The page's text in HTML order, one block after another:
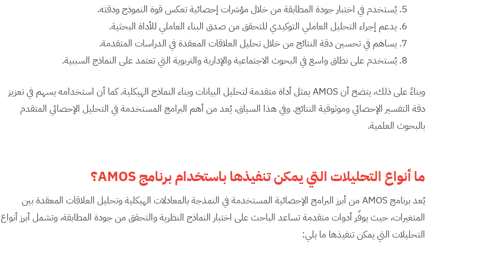
يُستخدم في اختبار جودة المطابقة من خلال مؤشرات إحصائية تعكس قوة النموذج ودقته.
يدعم إجراء التحليل العاملي التوكيدي للتحقق من صدق البناء العاملي للأداة البحثية.
يساهم في تحسين دقة النتائج من خلال تحليل العلاقات المعقدة في الدراسات المتقدمة.
يُستخدم على نطاق واسع في البحوث الاجتماعية والإدارية والتربوية التي تعتمد على النماذج السببية.
وبناءً على ذلك، يتضح أن AMOS يمثل أداة متقدمة لتحليل البيانات وبناء النماذج الهيكلية. كما أن استخدامه يسهم في تعزيز
دقة التفسير الإحصائي وموثوقية النتائج. وفي هذا السياق، يُعد من أهم البرامج المستخدمة في التحليل الإحصائي المتقدم
بالبحوث العلمية.
ما أنواع التحليلات التي يمكن تنفيذها باستخدام برنامج ؟
يُعد برنامج AMOS من أبرز البرامج الإحصائية المستخدمة في النمذجة بالمعادلات الهيكلية وتحليل العلاقات المعقدة بين
المتغيرات، حيث يوفّر أدوات متقدمة تساعد الباحث على اختبار النماذج النظرية والتحقق من جودة المطابقة، وتشمل أبرز أنواع
التحليلات التي يمكن تنفيذها ما يلي: